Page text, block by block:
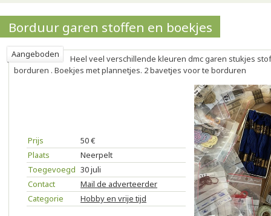
Borduur garen stoffen en boekjes
Aangeboden
Heel veel verschillende kleuren dmc garen stukjes
borduren . Boekjes met plannetjes. 2 bavetjes voor te borduren
Prijs
50 €
Plaats
Neerpelt
Toegevoegd 30 juli
Contact
Mail de adverteerder
Categorie
Hobby en vrije tijd